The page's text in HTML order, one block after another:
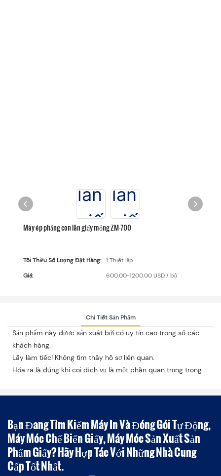
Máy ép phẳng con lăn giấy mỏng ZM-700
Tối Thiểu Số Lượng Đặt Hàng:
1 Thiết lập
Giá:
600.00-1200.00 USD / bộ
Chi Tiết Sản Phẩm
Sản phẩm này được sản xuất bởi có uy tín cao trong số các
khách hàng.
Lấy làm tiếc! Không tìm thấy hồ sơ liên quan.
Hóa ra là đúng khi coi dịch vụ là một phần quan trọng trong
Bạn Đang Tìm Kiếm Máy In Và Đóng Gói Tự Động,
Máy Móc Chế Biến Giấy, Máy Móc Sản Xuất Sản
Phẩm Giấy? Hãy Hợp Tác Với Những Nhà Cung
Cấp Tốt Nhất.